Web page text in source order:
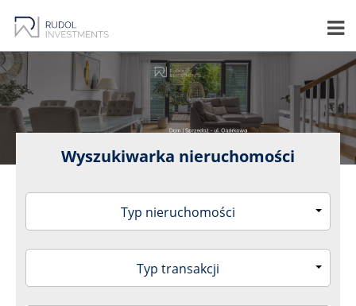
Wyszukiwarka nieruchomości
Typ nieruchomości
Typ transakcji